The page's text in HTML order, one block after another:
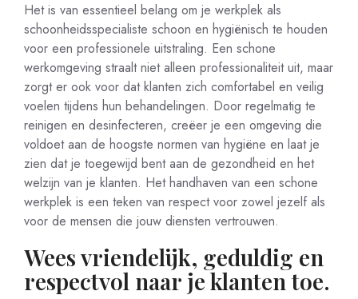
Het is van essentieel belang om je werkplek als
schoonheidsspecialiste schoon en hygiënisch te houden
voor een professionele uitstraling. Een schone
werkomgeving straalt niet alleen professionaliteit uit, maar
zorgt er ook voor dat klanten zich comfortabel en veilig
voelen tijdens hun behandelingen. Door regelmatig te
reinigen en desinfecteren, creëer je een omgeving die
voldoet aan de hoogste normen van hygiëne en laat je
zien dat je toegewijd bent aan de gezondheid en het
welzijn van je klanten. Het handhaven van een schone
werkplek is een teken van respect voor zowel jezelf als
voor de mensen die jouw diensten vertrouwen.
Wees vriendelijk, geduldig en
respectvol naar je klanten toe.